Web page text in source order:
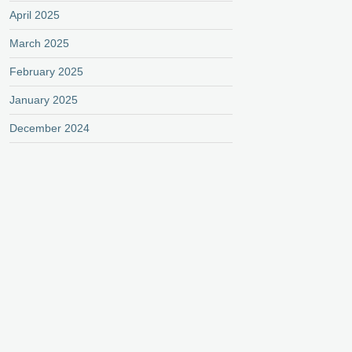
April 2025
March 2025
February 2025
January 2025
December 2024